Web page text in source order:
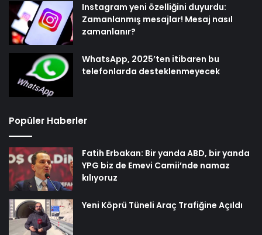
Instagram yeni özelliğini duyurdu:
Zamanlanmış mesajlar! Mesaj nasıl
zamanlanır?
WhatsApp, 2025’ten itibaren bu
telefonlarda desteklenmeyecek
Popüler Haberler
Fatih Erbakan: Bir yanda ABD, bir yanda
YPG biz de Emevi Camii’nde namaz
kılıyoruz
Yeni Köprü Tüneli Araç Trafiğine Açıldı